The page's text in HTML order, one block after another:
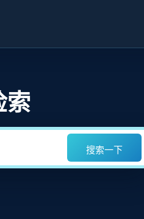
索
搜索一下